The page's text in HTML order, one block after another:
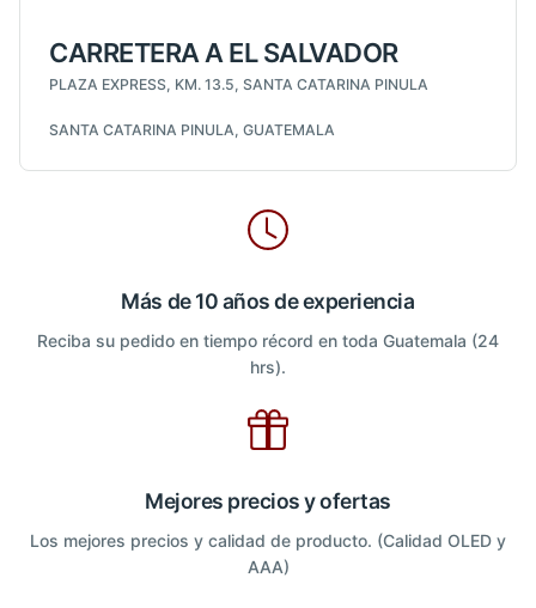
CARRETERA A EL SALVADOR
PLAZA EXPRESS, KM. 13.5, SANTA CATARINA PINULA
SANTA CATARINA PINULA, GUATEMALA
Más de 10 años de experiencia
Reciba su pedido en tiempo récord en toda Guatemala (24
hrs).
Mejores precios y ofertas
Los mejores precios y calidad de producto. (Calidad OLED y
AAA)